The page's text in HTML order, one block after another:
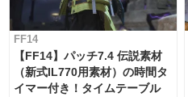
FF14
【FF14】パッチ7.4 伝説素材
（新式IL770用素材）の時間タ
イマー付き！タイムテーブル